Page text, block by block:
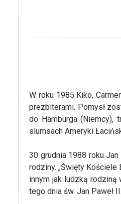
W roku 1985 Kiko,
prezbiterami. Pomysł
do Hamburga (Niemcy),
slumsach Ameryki
30 grudnia 1988 roku Jan
rodziny. „Święty
innym jak ludzką rodziną
tego dnia św. Jan Paweł II.